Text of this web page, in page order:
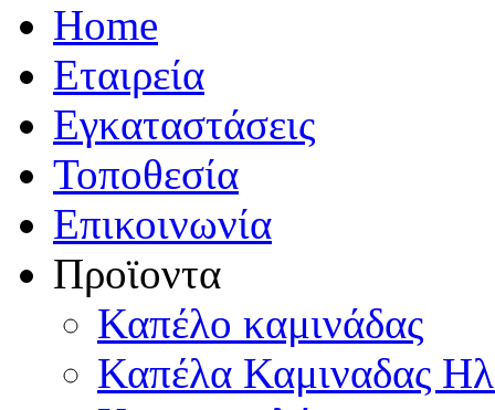
Home
Εταιρεία
Εγκαταστάσεις
Τοποθεσία
Eπικοινωνία
Προϊοντα
Καπέλo καμινάδας
Καπέλα Καμιναδας